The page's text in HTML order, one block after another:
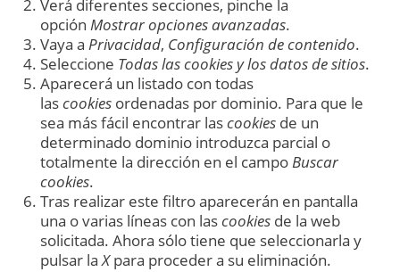
Verá diferentes secciones, pinche la
opción Mostrar opciones avanzadas.
Vaya a Privacidad, Configuración de contenido.
Seleccione Todas las cookies y los datos de sitios.
Aparecerá un listado con todas
lascookies ordenadas por dominio. Para que le
sea más fácil encontrar lascookies de un
determinado dominio introduzca parcial o
totalmente la dirección en el campoBuscar
cookies.
Tras realizar este filtro aparecerán en pantalla
una o varias líneas con lascookies de la web
solicitada. Ahora sólo tiene que seleccionarla y
pulsar laXpara proceder a su eliminación.